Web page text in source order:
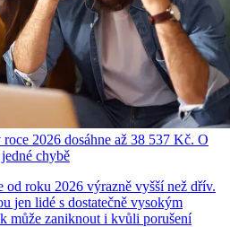
2026 dosáhne až 38 537 Kč. O
chybě
od roku 2026 výrazně vyšší než dřív.
jen lidé s dostatečně vysokým
může zaniknout i kvůli porušení